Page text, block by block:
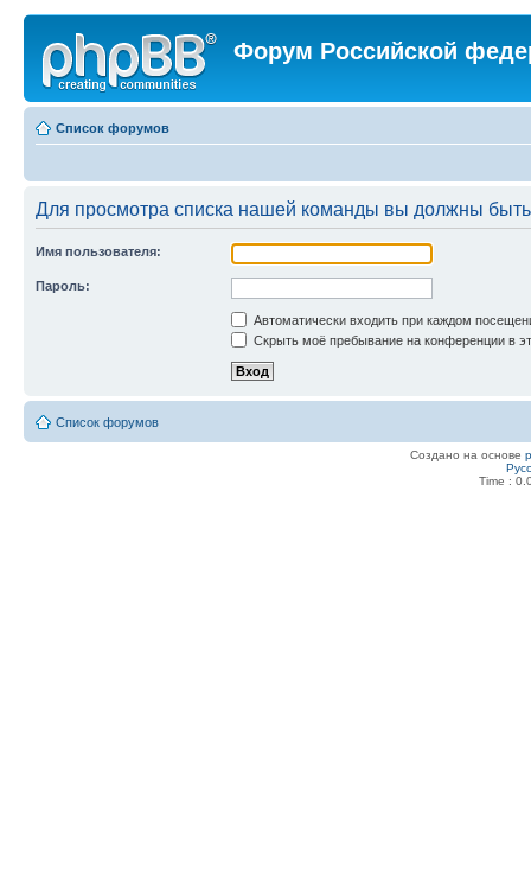
Форум Российской
Список форумов
Для просмотра списка нашей команды вы должны
Имя пользователя:
Пароль:
Автоматически входить при каждом
Скрыть моё пребывание на конференции в
Список форумов
Создано на основе
Time :